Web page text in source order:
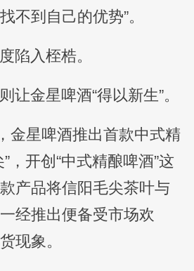
不到自己的优势”。
陷入桎梏。
让金星啤酒“得以新生”。
金星啤酒推出首款中式精
，开创“中式精酿啤酒”这
产品将信阳毛尖茶叶与
经推出便备受市场欢
现象。